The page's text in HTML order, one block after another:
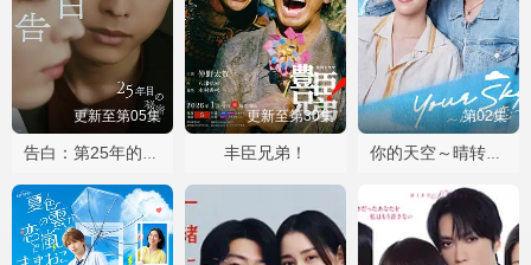
更新至第05集 更新至第30集
丰臣兄弟！
第02集
你的天空～晴转恋～